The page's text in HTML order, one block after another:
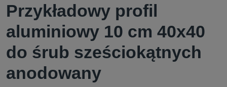
Przykładowy profil
aluminiowy 10 cm 40x40
do śrub sześciokątnych
anodowany